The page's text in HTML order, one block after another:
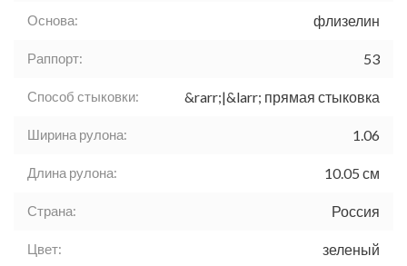
Основа: флизелин
Раппорт: 53
Способ стыковки: &rarr;|&larr; прямая стыковка
Ширина рулона: 1.06
Длина рулона: 10.05 см
Страна: Россия
Цвет: зеленый